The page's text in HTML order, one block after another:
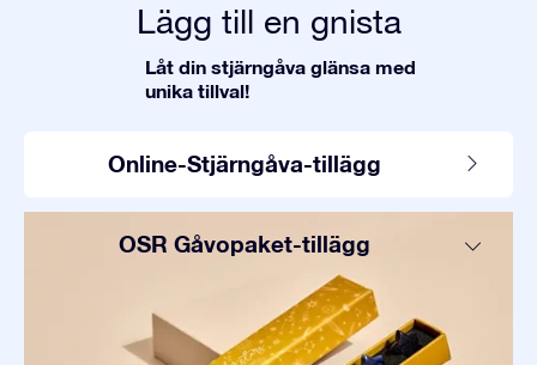
Lägg till en gnista
Låt din stjärngåva glänsa med
unika tillval!
Online-Stjärngåva-tillägg
OSR Gåvopaket-tillägg